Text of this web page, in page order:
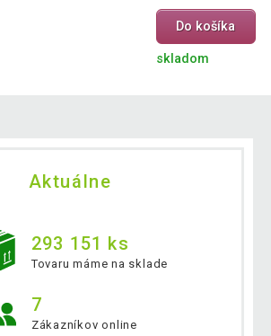
Do košíka
skladom
Aktuálne
293 151 ks
Tovaru máme na sklade
7
Zákazníkov online